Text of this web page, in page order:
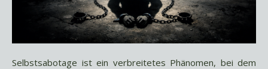
Selbstsabotage ist ein verbreitetes Phänomen, bei dem